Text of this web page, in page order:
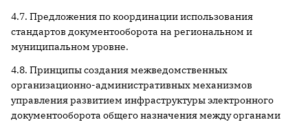
4.7. Предложения по координации использования
стандартов документооборота на региональном и
муниципальном уровне.
4.8. Принципы создания межведомственных
организационно-административных механизмов
управления развитием инфраструктуры электронного
документооборота общего назначения между органами